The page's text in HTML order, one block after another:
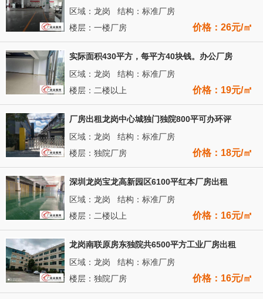
区域：龙岗 结构：标准厂房
楼层：一楼厂房
价格：26元/㎡
实际面积430平方，每平方40块钱。办公厂房
区域：龙岗 结构：标准厂房
楼层：二楼以上
价格：19元/㎡
厂房出租龙岗中心城独门独院800平可办环评
区域：龙岗 结构：标准厂房
楼层：独院厂房
价格：18元/㎡
深圳龙岗宝龙高新园区6100平红本厂房出租
区域：龙岗 结构：标准厂房
楼层：二楼以上
价格：16元/㎡
龙岗南联原房东独院共6500平方工业厂房出租
区域：龙岗 结构：标准厂房
楼层：独院厂房
价格：16元/㎡